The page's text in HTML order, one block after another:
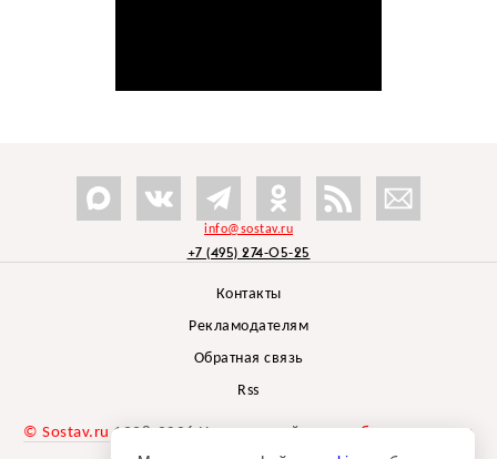
info@sostav.ru
+7 (495) 274-05-25
Контакты
Рекламодателям
Обратная связь
Rss
© Sostav.ru 1998-2026 Независимый проектбрендингового
агентства Depot